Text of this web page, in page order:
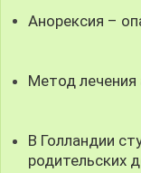
Анорексия –
Метод лечения
В Голландии
родительских